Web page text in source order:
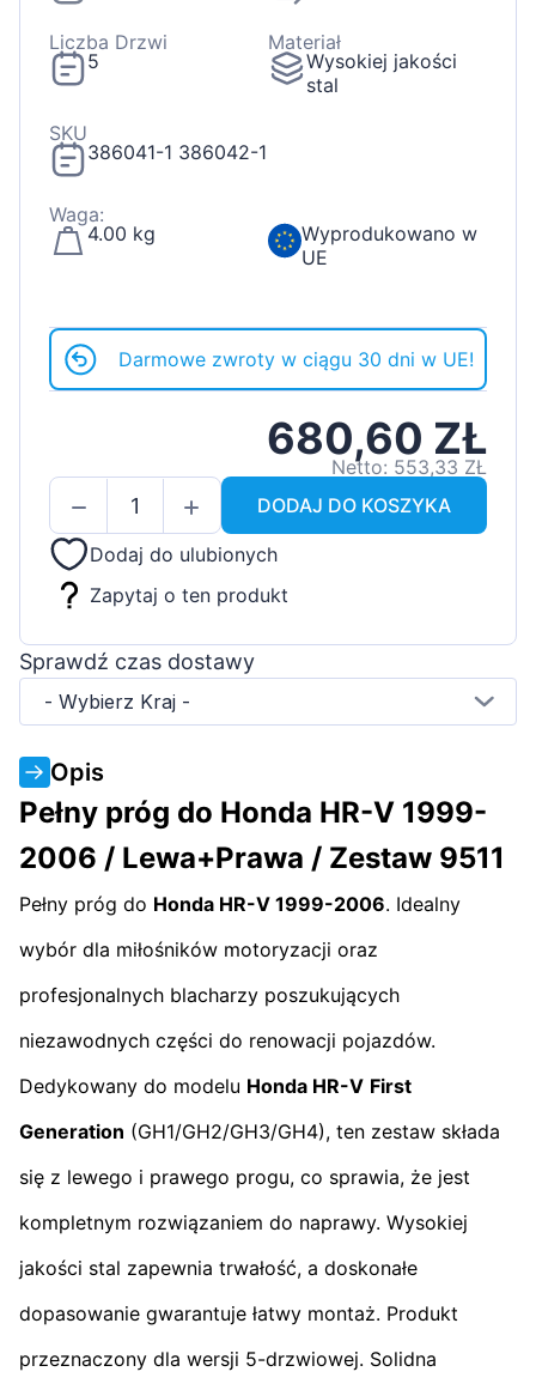
Liczba Drzwi
5
Materiał
Wysokiej jakości
stal
SKU
386041-1 386042-1
Waga:
4.00 kg
Wyprodukowano w
UE
Darmowe zwroty w ciągu 30 dni w UE!
680,60 ZŁ
Netto: 553,33 ZŁ
DODAJ DO KOSZYKA
Dodaj do ulubionych
Zapytaj o ten produkt
Sprawdź czas dostawy
- Wybierz Kraj -
Opis
Pełny próg do Honda HR-V 1999-
2006 / Lewa+Prawa / Zestaw 9511
Pełny próg do Honda HR-V 1999-2006. Idealny
wybór dla miłośników motoryzacji oraz
profesjonalnych blacharzy poszukujących
niezawodnych części do renowacji pojazdów.
Dedykowany do modelu Honda HR-V First
Generation (GH1/GH2/GH3/GH4), ten zestaw składa
się z lewego i prawego progu, co sprawia, że jest
kompletnym rozwiązaniem do naprawy. Wysokiej
jakości stal zapewnia trwałość, a doskonałe
dopasowanie gwarantuje łatwy montaż. Produkt
przeznaczony dla wersji 5-drzwiowej. Solidna